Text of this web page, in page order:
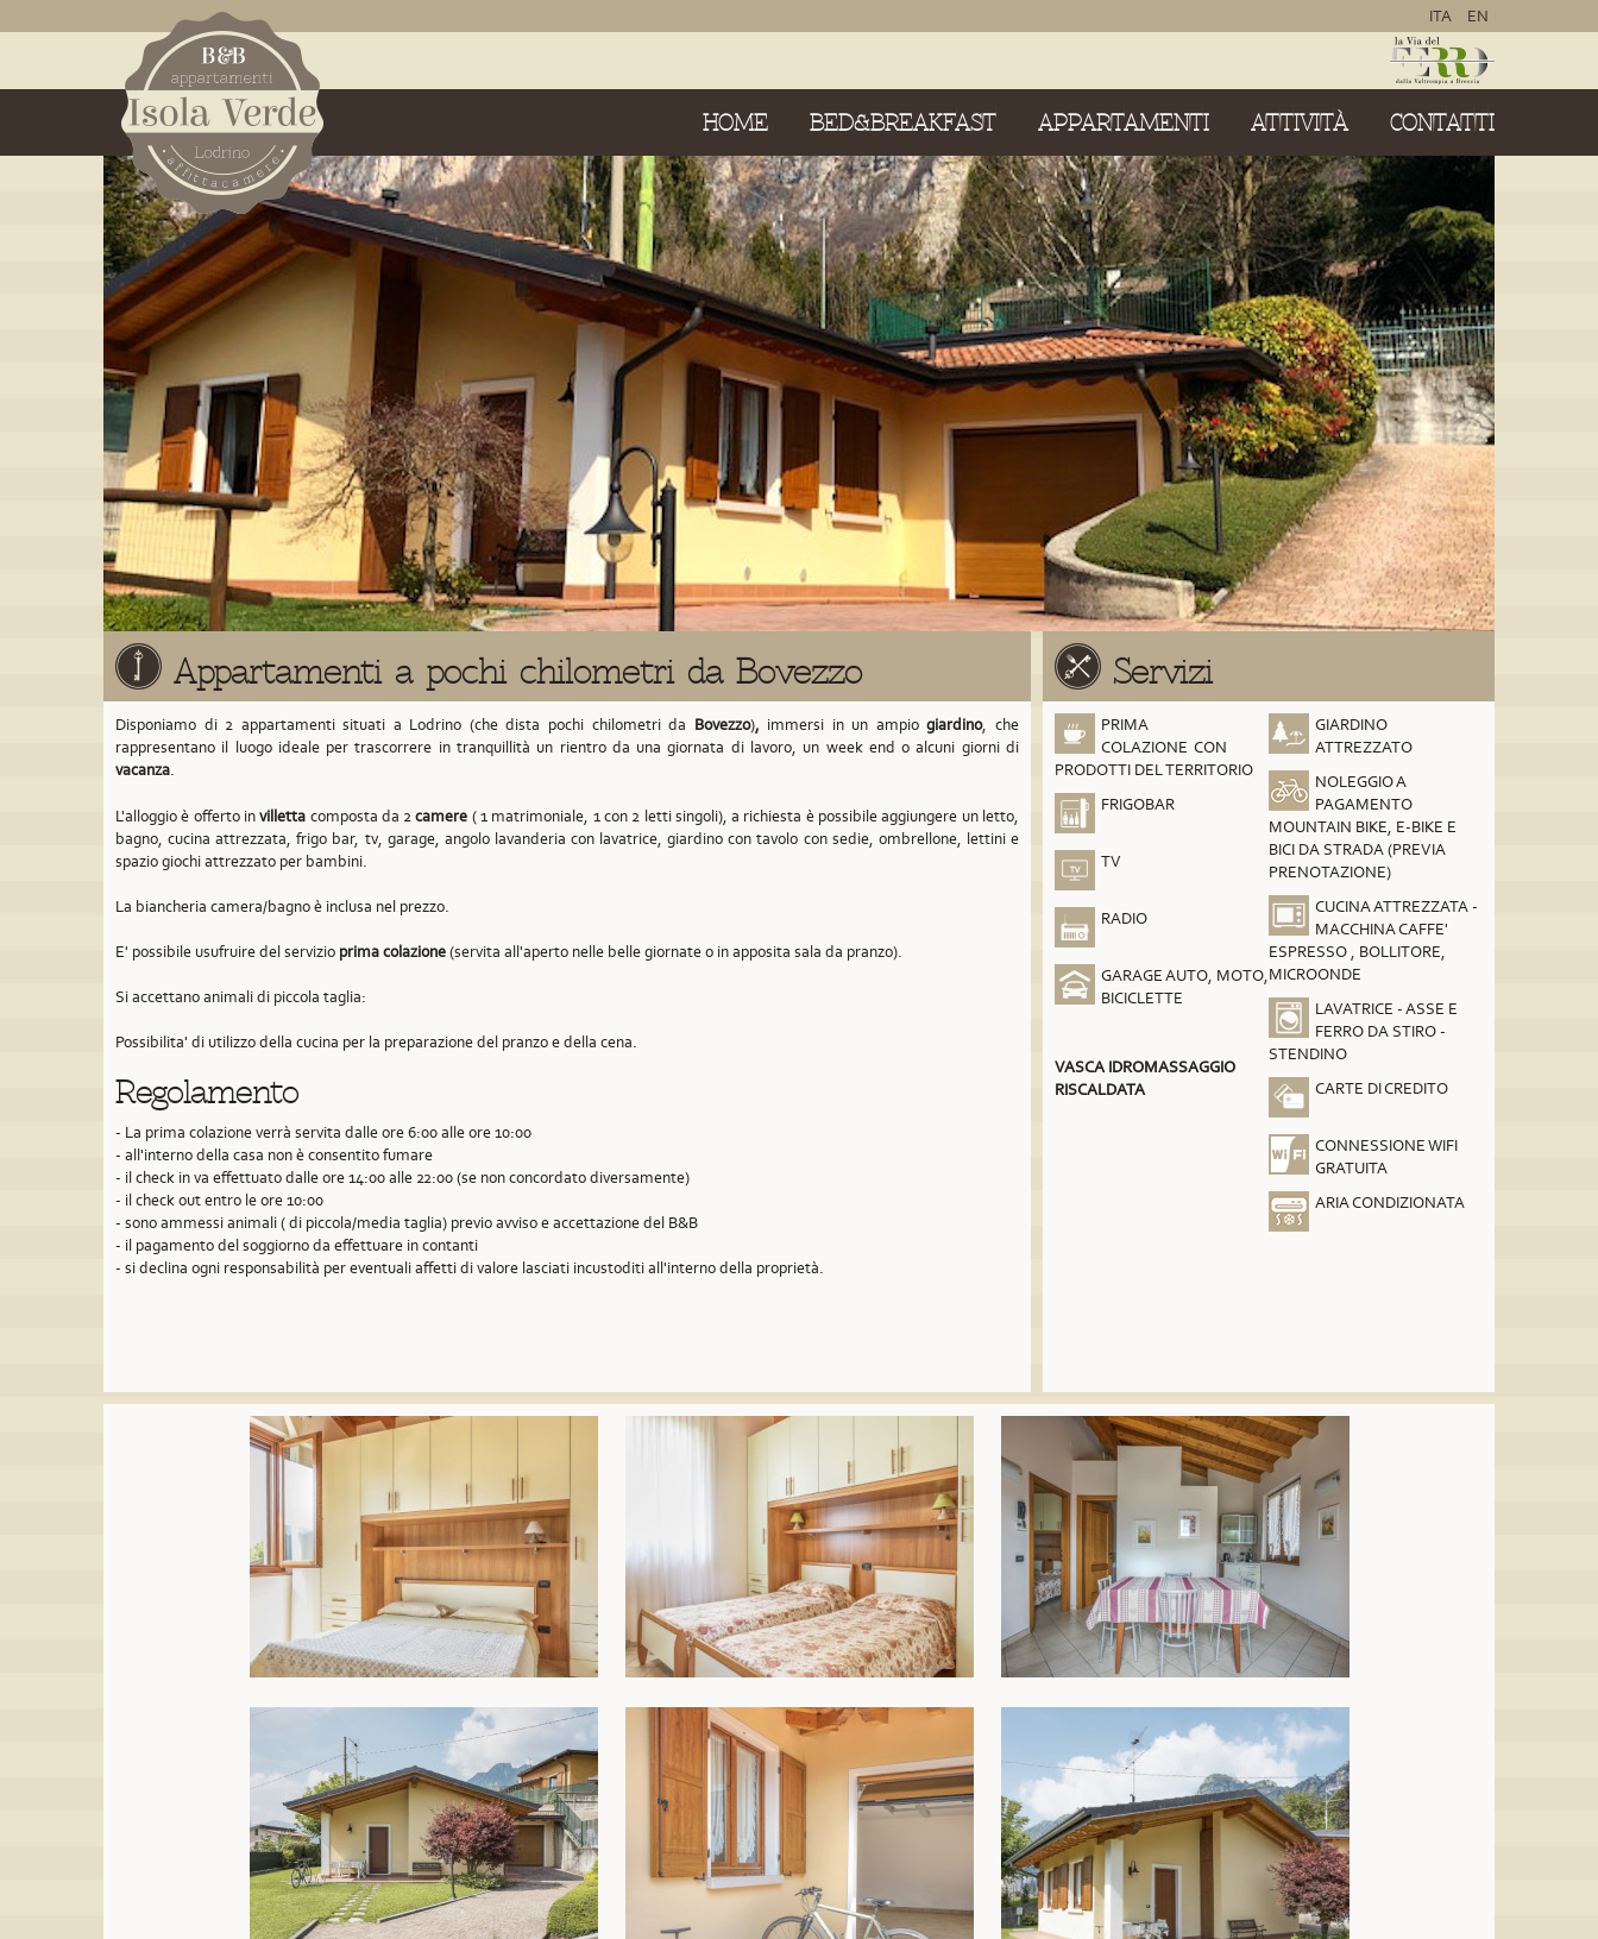
ITA EN
HOME BED&BREAKFAST APPARTAMENTI ATTIVITÀ CONTATTI
Appartamenti a pochi chilometri da Bovezzo
Disponiamo di 2 appartamenti situati a Lodrino (che dista pochi chilometri da Bovezzo), immersi in un ampiogiardino, che
rappresentano il luogo ideale per trascorrere in tranquillità un rientro da una giornata di lavoro, un week end o alcuni giorni di
vacanza.
L'alloggio è offerto invilletta composta da 2camere ( 1 matrimoniale, 1 con 2 letti singoli), a richiesta è possibile aggiungere un letto,
bagno, cucina attrezzata, frigo bar, tv, garage, angolo lavanderia con lavatrice, giardino con tavolo con sedie, ombrellone, lettini e
spazio giochi attrezzato per bambini.
La biancheria camera/bagno è inclusa nel prezzo.
E' possibile usufruire del servizio prima colazione(servita all'aperto nelle belle giornate o in apposita sala da pranzo).
Si accettano animali di piccola taglia:
Possibilita' di utilizzo della cucina per la preparazione del pranzo e della cena.
Regolamento
- La prima colazione verrà servita dalle ore 6:00 alle ore 10:00
- all'interno della casa non è consentito fumare
- il check in va effettuato dalle ore 14:00 alle 22:00 (se non concordato diversamente)
- il check out entro le ore 10:00
- sono ammessi animali ( di piccola/media taglia) previo avviso e accettazione del B&B
- il pagamento del soggiorno da effettuare in contanti
- si declina ogni responsabilità per eventuali affetti di valore lasciati incustoditi all'interno della proprietà.
Servizi
PRIMA
COLAZIONE CON
PRODOTTI DEL TERRITORIO
FRIGOBAR
TV
RADIO
GARAGE AUTO, MOTO,
BICICLETTE
VASCA IDROMASSAGGIO
RISCALDATA
GIARDINO
ATTREZZATO
NOLEGGIO A
PAGAMENTO
MOUNTAIN BIKE, E-BIKE E
BICI DA STRADA (PREVIA
PRENOTAZIONE)
CUCINA ATTREZZATA -
MACCHINA CAFFE'
ESPRESSO , BOLLITORE,
MICROONDE
LAVATRICE - ASSE E
FERRO DA STIRO -
STENDINO
CARTE DI CREDITO
CONNESSIONE WIFI
GRATUITA
ARIA CONDIZIONATA